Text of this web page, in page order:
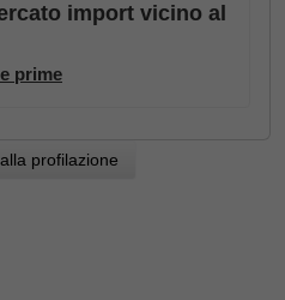
import vicino al
prime
profilazione